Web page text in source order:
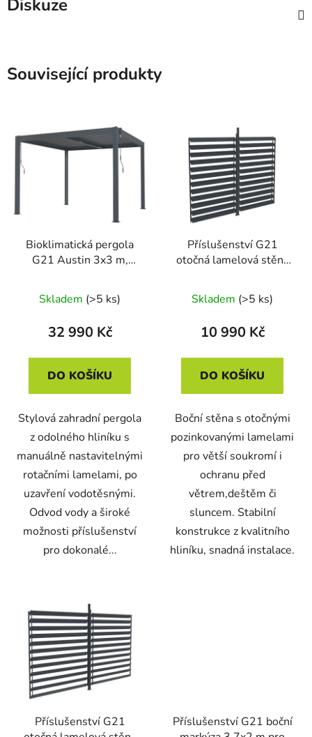
Diskuze
Související produkty
Bioklimatická pergola
G21 Austin 3x3 m,
Skladem (>5 ks)
32 990 Kč
DO KOŠÍKU
Stylová zahradní pergola
z odolného hliníku s
manuálně nastavitelnými
rotačními lamelami, po
uzavření vodotěsnými.
Odvod vody a široké
možnosti příslušenství
pro dokonalé...
Příslušenství G21
otočná lamelová stěna
Austin
Skladem (>5 ks)
10 990 Kč
DO KOŠÍKU
Boční stěna s otočnými
pozinkovanými lamelami
pro větší soukromí i
ochranu před
větrem,deštěm či
sluncem. Stabilní
konstrukce z kvalitního
hliníku, snadná instalace.
Příslušenství G21
Příslušenství G21 boční